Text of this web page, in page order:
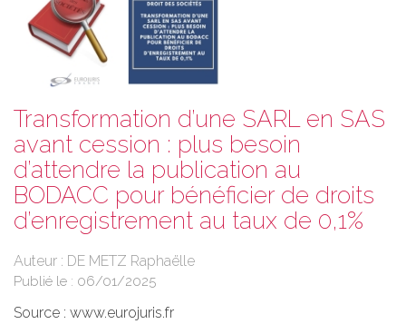
Transformation d’une SARL en SAS
avant cession : plus besoin
d’attendre la publication au
BODACC pour bénéficier de droits
d’enregistrement au taux de 0,1%
Auteur : DE METZ Raphaëlle
Publié le : 06/01/2025
Source : www.eurojuris.fr